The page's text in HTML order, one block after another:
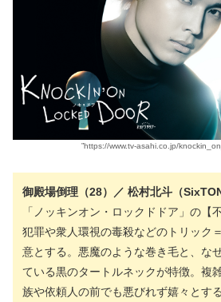
”https://www.tv-asahi.co.jp/
御殿場倒理（28）／ 松村北斗（
「ノッキンオン・ロックドドア」の【
犯罪や衆人環視の毒殺などのトリック
意とする。悪魔のような巻き毛と、な
ている黒のタートルネックが特徴。複
族や依頼人の前でも悪びれず嬉々とす